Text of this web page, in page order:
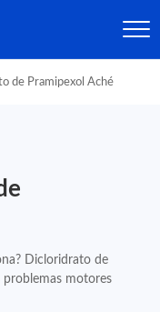
de Pramipexol Aché
Dicloridrato de
motores